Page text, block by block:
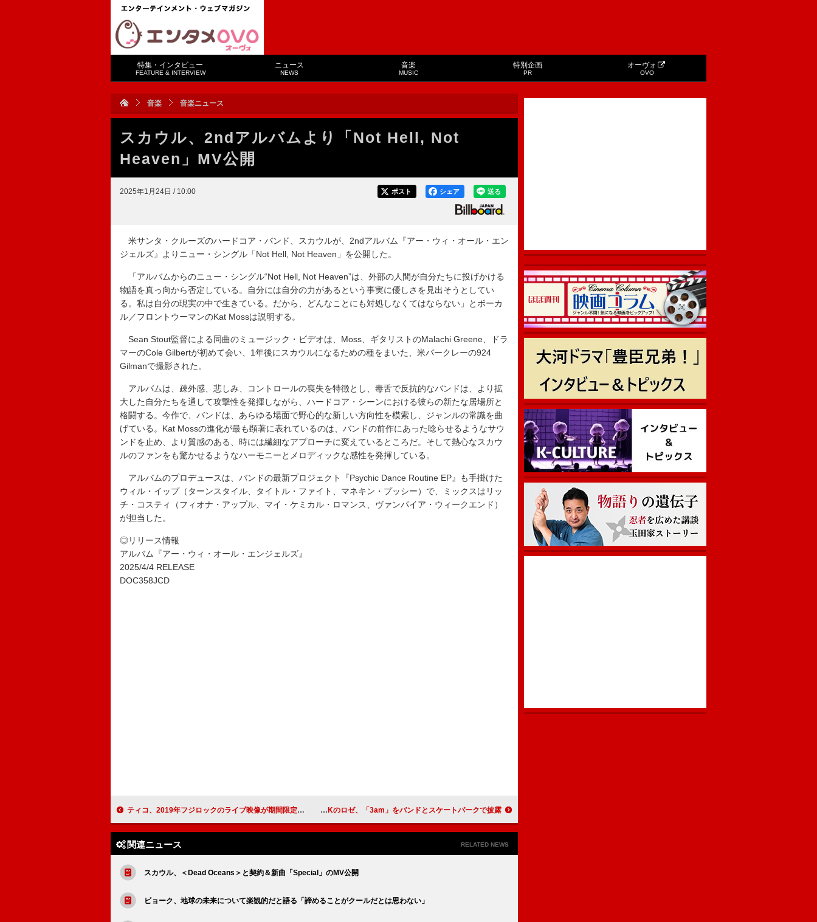
特集・インタビュー
FEATURE & INTERVIEW
ニュース
NEWS
音楽
MUSIC
特別企画
PR
オーヴォ
OVO
音楽 音楽ニュース
スカウル、2ndアルバムより「Not Hell, Not
Heaven」MV公開
2025年1月24日 / 10:00 送る
シェア
ポスト
米サンタ・クルーズのハードコア・バンド、スカウルが、2ndアルバム『アー・ウィ・オール・エン
ジェルズ』よりニュー・シングル「Not Hell, Not Heaven」を公開した。
「アルバムからのニュー・シングル“Not Hell, Not Heaven”は、外部の人間が自分たちに投げかける
物語を真っ向から否定している。自分には自分の力があるという事実に優しさを見出そうとしてい
る。私は自分の現実の中で生きている。だから、どんなことにも対処しなくてはならない」とボーカ
ル／フロントウーマンのKat Mossは説明する。
Sean Stout監督による同曲のミュージック・ビデオは、Moss、ギタリストのMalachi Greene、ドラ
マーのCole Gilbertが初めて会い、1年後にスカウルになるための種をまいた、米バークレーの924
Gilmanで撮影された。
アルバムは、疎外感、悲しみ、コントロールの喪失を特徴とし、毒舌で反抗的なバンドは、より拡
大した自分たちを通して攻撃性を発揮しながら、ハードコア・シーンにおける彼らの新たな居場所と
格闘する。今作で、バンドは、あらゆる場面で野心的な新しい方向性を模索し、ジャンルの常識を曲
げている。Kat Mossの進化が最も顕著に表れているのは、バンドの前作にあった唸らせるようなサウ
ンドを止め、より質感のある、時には繊細なアプローチに変えているところだ。そして熱心なスカウ
ルのファンをも驚かせるようなハーモニーとメロディックな感性を発揮している。
アルバムのプロデュースは、バンドの最新プロジェクト『Psychic Dance Routine EP』も手掛けた
ウィル・イップ（ターンスタイル、タイトル・ファイト、マネキン・プッシー）で、ミックスはリッ
チ・コスティ（フィオナ・アップル、マイ・ケミカル・ロマンス、ヴァンパイア・ウィークエンド）
が担当した。
◎リリース情報
アルバム『アー・ウィ・オール・エンジェルズ』
2025/4/4 RELEASE
DOC358JCD
ティコ、2019年フジロックのライブ映像が期間限定公開 BLACKPINKのロゼ、「3am」をバンドとスケートパークで披露
関連ニュース RELATED NEWS
スカウル、＜Dead Oceans＞と契約＆新曲「Special」のMV公開
ビョーク、地球の未来について楽観的だと語る「諦めることがクールだとは思わない」